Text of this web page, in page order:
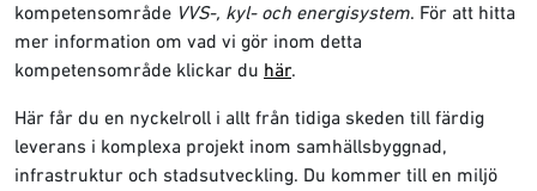
kompetensområde VVS-, kyl- och energisystem. För att hitta
mer information om vad vi gör inom detta
kompetensområde klickar du här.
Här får du en nyckelroll i allt från tidiga skeden till färdig
leverans i komplexa projekt inom samhällsbyggnad,
infrastruktur och stadsutveckling. Du kommer till en miljö